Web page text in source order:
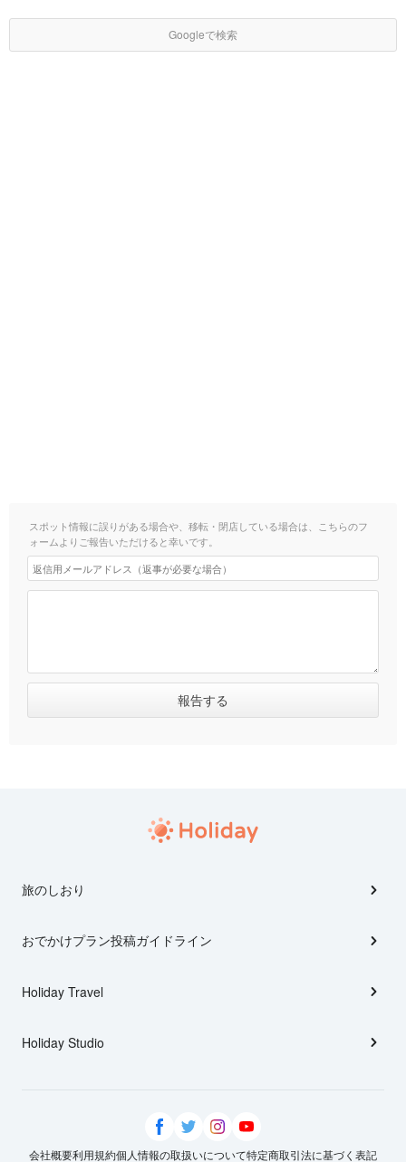
Googleで検索
スポット情報に誤りがある場合や、移転・閉店している場合は、こちらのフ
ォームよりご報告いただけると幸いです。
旅のしおり
おでかけプラン投稿ガイドライン
Holiday Travel
Holiday Studio
会社概要利用規約個人情報の取扱いについて特定商取引法に基づく表記